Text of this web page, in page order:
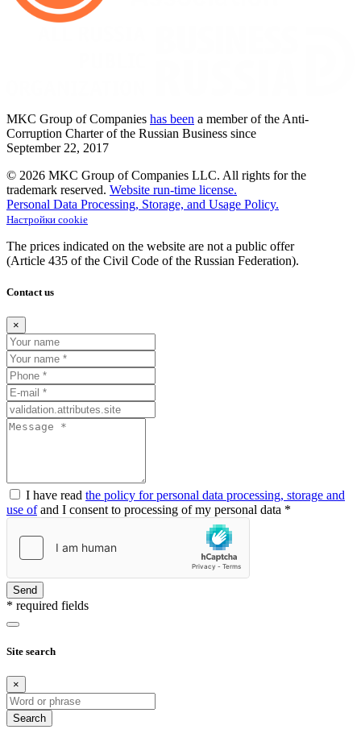
MKC Group of Companies has been a member of the Anti-
Corruption Charter of the Russian Business since
September 22, 2017
© 2026 MKC Group of Companies LLC. All rights for the
trademark reserved. Website run-time license.
Personal Data Processing, Storage, and Usage Policy.
Настройки cookie
The prices indicated on the website are not a public offer
(Article 435 of the Civil Code of the Russian Federation).
Contact us
×
I have read the policy for personal data processing, storage and
use ofand I consent to processing of my personal data *
Send
* required fields
Site search
×
Search